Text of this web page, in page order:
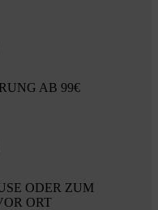
AB 99€
ODER ZUM
ORT